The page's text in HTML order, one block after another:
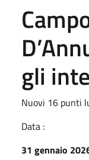
gli
Nuovi 16 punti
Data :
31 gennaio